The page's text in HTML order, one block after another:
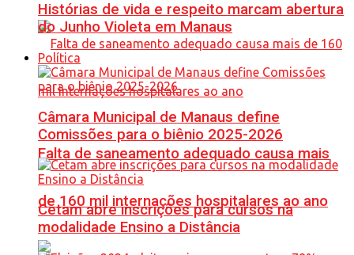
Falta de saneamento adequado causa mais
de 160 mil internações hospitalares ao ano
Histórias de vida e respeito marcam abertura
do Junho Violeta em Manaus
Política
Câmara Municipal de Manaus define
Comissões para o biênio 2025-2026
Cetam abre inscrições para cursos na
modalidade Ensino a Distância